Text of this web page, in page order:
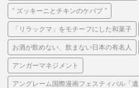
“ ズッキーニとチキンのケバブ ”
「リラックマ」をモチーフにした和菓子
お酒が飲めない、飲まない日本の有名人
アンガーマネジメント
アングレーム国際漫画フェスティバル「遺